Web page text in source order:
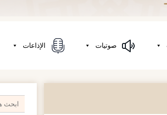
صوتيات الإذاعات
Search
for:
Search Button